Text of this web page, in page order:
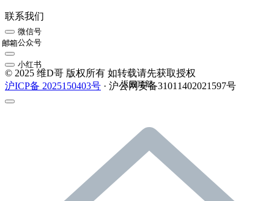
联系我们
微信号
公众号
邮箱
小红书
© 2025 维D哥 版权所有 如转载请先获取授权
沪ICP备 2025150403号 · 沪公网安备31011402021597号
返回顶部